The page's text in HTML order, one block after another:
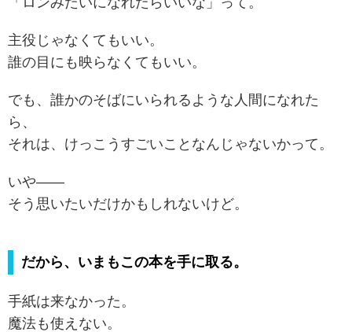
主役じゃなくてもいい。
誰の目にも映らなくてもいい。
でも、誰かのそばにいられるような人間になれた
ら、
それは、けっこうすごいことなんじゃないかって。
いや――
そう思いたいだけかもしれないけど。
だから、いまもこの本を手に取る。
手紙は来なかった。
魔法も使えない。